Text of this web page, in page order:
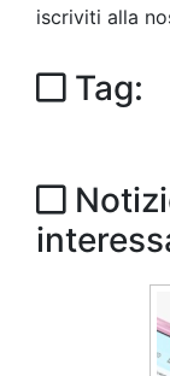
iscriviti alla
Tag: